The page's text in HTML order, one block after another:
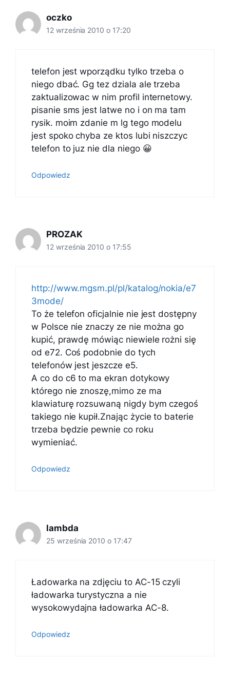
oczko
12 września 2010 o 17:20
telefon jest wporządku tylko trzeba o
niego dbać. Gg tez dziala ale trzeba
zaktualizowac w nim profil internetowy.
pisanie sms jest latwe no i on ma tam
rysik. moim zdanie m lg tego modelu
jest spoko chyba ze ktos lubi niszczyc
telefon to juz nie dla niego 😀
Odpowiedz
PROZAK
12 września 2010 o 17:55
http://www.mgsm.pl/pl/katalog/nokia/e7
3mode/
To że telefon oficjalnie nie jest dostępny
w Polsce nie znaczy ze nie można go
kupić, prawdę mówiąc niewiele rożni się
od e72. Coś podobnie do tych
telefonów jest jeszcze e5.
A co do c6 to ma ekran dotykowy
którego nie znoszę,mimo ze ma
klawiaturę rozsuwaną nigdy bym czegoś
takiego nie kupił.Znając życie to baterie
trzeba będzie pewnie co roku
wymieniać.
Odpowiedz
lambda
25 września 2010 o 17:47
Ładowarka na zdjęciu to AC-15 czyli
ładowarka turystyczna a nie
wysokowydajna ładowarka AC-8.
Odpowiedz